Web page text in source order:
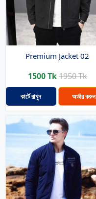
Premium Jacket 02
1500 Tk1950 Tk
কার্টে রাখুন অর্ডার করুন